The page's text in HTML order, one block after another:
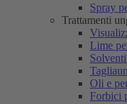
Spray
Trattamenti
Lime
Oli e
Forbici